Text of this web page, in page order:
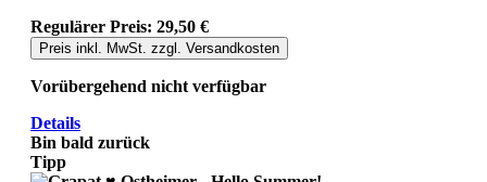
Regulärer Preis: 29,50 €
Preis inkl. MwSt. zzgl. Versandkosten
Vorübergehend nicht verfügbar
Details
Bin bald zurück
Tipp